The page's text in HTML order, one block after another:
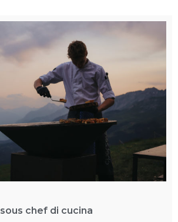
sous chef di cucina